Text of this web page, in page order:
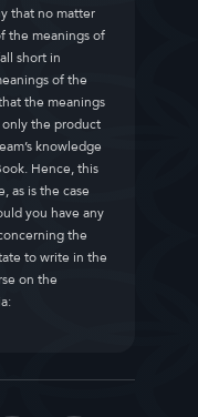
that no matter
the meanings of
short in
of the
the meanings
the product
knowledge
Hence, this
as is the case
you have any
the
to write in the
on the